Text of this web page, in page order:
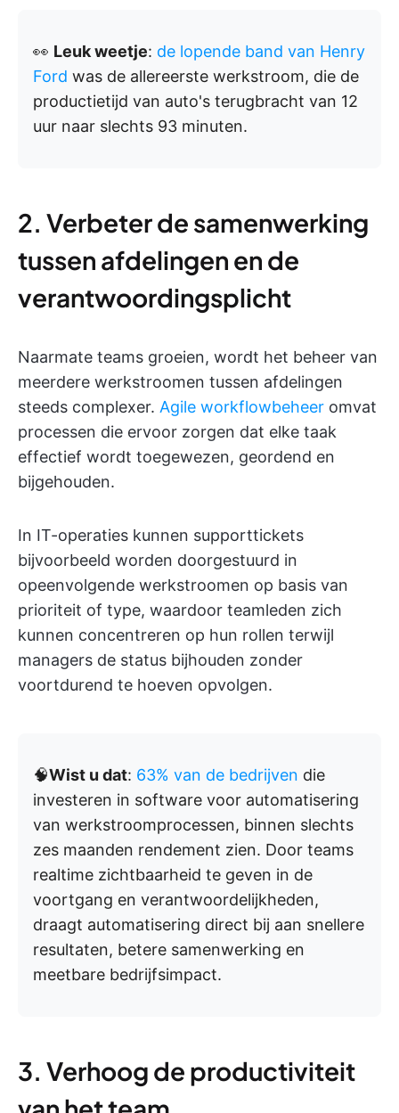
👀 Leuk weetje: de lopende band van Henry
Ford was de allereerste werkstroom, die de
productietijd van auto's terugbracht van 12
uur naar slechts 93 minuten.
2. Verbeter de samenwerking
tussen afdelingen en de
verantwoordingsplicht
Naarmate teams groeien, wordt het beheer van
meerdere werkstroomen tussen afdelingen
steeds complexer. Agile workflowbeheer omvat
processen die ervoor zorgen dat elke taak
effectief wordt toegewezen, geordend en
bijgehouden.
In IT-operaties kunnen supporttickets
bijvoorbeeld worden doorgestuurd in
opeenvolgende werkstroomen op basis van
prioriteit of type, waardoor teamleden zich
kunnen concentreren op hun rollen terwijl
managers de status bijhouden zonder
voortdurend te hoeven opvolgen.
🧠Wist u dat: 63% van de bedrijven die
investeren in software voor automatisering
van werkstroomprocessen, binnen slechts
zes maanden rendement zien. Door teams
realtime zichtbaarheid te geven in de
voortgang en verantwoordelijkheden,
draagt automatisering direct bij aan snellere
resultaten, betere samenwerking en
meetbare bedrijfsimpact.
3. Verhoog de productiviteit